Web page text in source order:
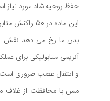
حفظ روحیه شاد مورد نیاز
این ماده در 50
بدن ما رخ می دهد نقش
آنزیمی متابولیکی برای
و انتقال عصب ضروری
مس با محافظت از غلاف